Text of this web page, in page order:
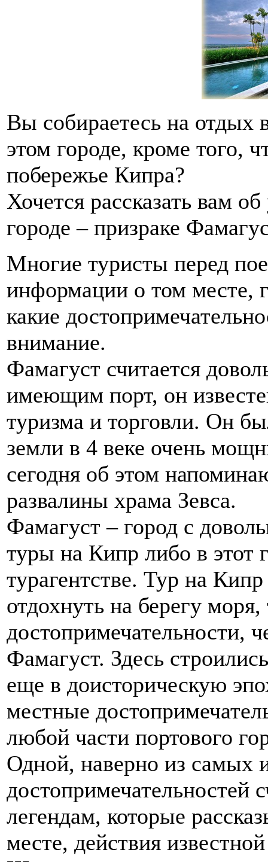
Вы собираетесь на отдых
этом городе, кроме того,
побережье Кипра?
Хочется рассказать вам
городе – призраке
Многие туристы перед
информации о том месте,
какие
внимание.
Фамагуст считается
имеющим порт, он
туризма и торговли. Он
земли в 4 веке очень
сегодня об этом
развалины храма Зевса.
Фамагуст – город с
туры на Кипр либо в
турагентстве. Тур на
отдохнуть на берегу
достопримечательности,
Фамагуст. Здесь
еще в доисторическую
местные
любой части портового
Одной, наверно из самых
достопримечательностей
легендам, которые
месте, действия